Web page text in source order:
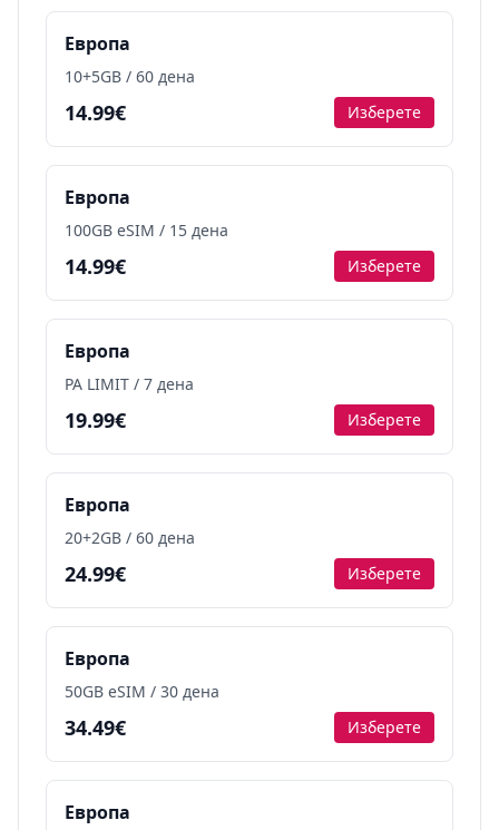
Европа
10+5GB / 60 дена
14.99€ Изберете
Европа
100GB eSIM / 15 дена
14.99€ Изберете
Европа
PA LIMIT / 7 дена
19.99€ Изберете
Европа
20+2GB / 60 дена
24.99€ Изберете
Европа
50GB eSIM / 30 дена
34.49€ Изберете
Европа